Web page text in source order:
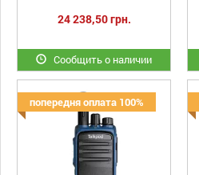
24 238,50 грн.
Сообщить о наличии
попередня оплата 100%